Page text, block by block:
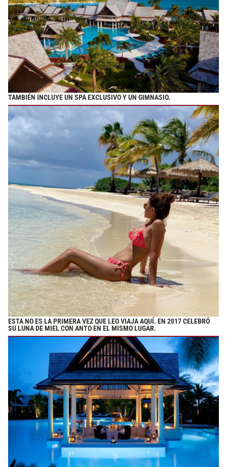
TAMBIÉN INCLUYE UN SPA EXCLUSIVO Y UN GIMNASIO.
ESTA NO ES LA PRIMERA VEZ QUE LEO VIAJA AQUÍ. EN 2017 CELEBRÓ
SU LUNA DE MIEL CON ANTO EN EL MISMO LUGAR.